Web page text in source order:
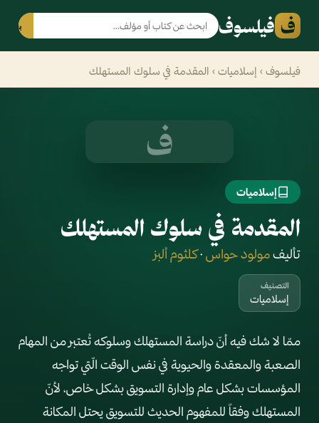
ف فيلسوف بحث
فيلسوف › إسلاميات › المقدمة في سلوك المستهلك
ف
إسلاميات
المقدمة في سلوك المستهلك
تأليفمولود حواس ·كلثوم ألبز
التصنيف
إسلاميات
ممّا لا شك فيه أنّ دراسة المستهلك وسلوكه تُعتبر من المهام
الصعبة والمعقدة والحيوية في نفس الوقت الّتي تواجه
المؤسسات بشكل عام وإدارة التسويق بشكل خاص، لأنّ
المستهلك وفقاً للمفهوم الحديث للتسويق يحتل المكانة